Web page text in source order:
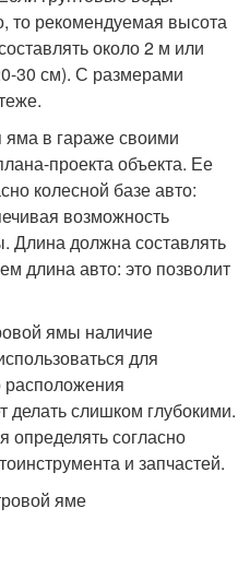
то рекомендуемая высота
около 2 м или
30 см). С размерами
яма в гараже своими
проекта объекта. Ее
колесной базе авто:
возможность
Длина должна составлять
длина авто: это позволит
ямы наличие
для
расположения
делать слишком глубокими.
согласно
и запчастей.
яме